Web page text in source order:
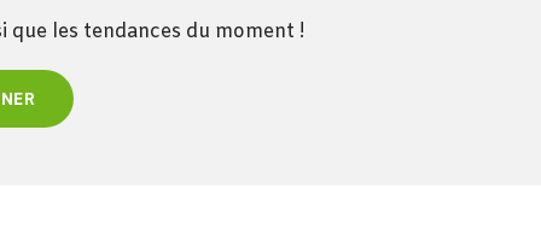
les tendances du moment !